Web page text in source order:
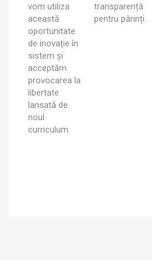
vom utiliza
această
oportunitate
de inovație în
sistem și
acceptăm
provocarea la
libertate
lansată de
noul
curriculum.
transparență
pentru părinți.